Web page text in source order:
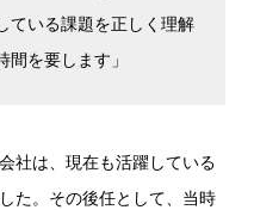
ている課題を正しく理解
を要します」
社は、現在も活躍している
た。その後任として、当時